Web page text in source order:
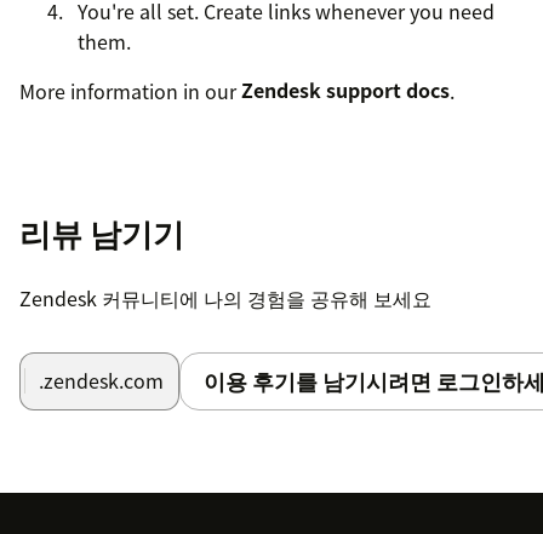
You're all set. Create links whenever you need
them.
More information in ourZendesk support docs.
리뷰 남기기
Zendesk 커뮤니티에 나의 경험을 공유해 보세요
.zendesk.com 이용 후기를 남기시려면 로그인하